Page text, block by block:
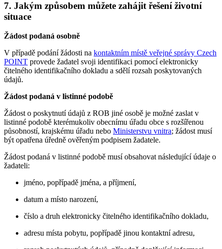
7. Jakým způsobem můžete zahájit řešení životní
situace
Žádost podaná osobně
V případě podání žádosti na kontaktním místě veřejné správy Czech
POINT provede žadatel svoji identifikaci pomocí elektronicky
čitelného identifikačního dokladu a sdělí rozsah poskytovaných
údajů.
Žádost podaná v listinné podobě
Žádost o poskytnutí údajů z ROB jiné osobě je možné zaslat v
listinné podobě kterémukoliv obecnímu úřadu obce s rozšířenou
působností, krajskému úřadu nebo Ministerstvu vnitra; žádost musí
být opatřena úředně ověřeným podpisem žadatele.
Žádost podaná v listinné podobě musí obsahovat následující údaje o
žadateli:
jméno, popřípadě jména, a příjmení,
datum a místo narození,
číslo a druh elektronicky čitelného identifikačního dokladu,
adresu místa pobytu, popřípadě jinou kontaktní adresu,